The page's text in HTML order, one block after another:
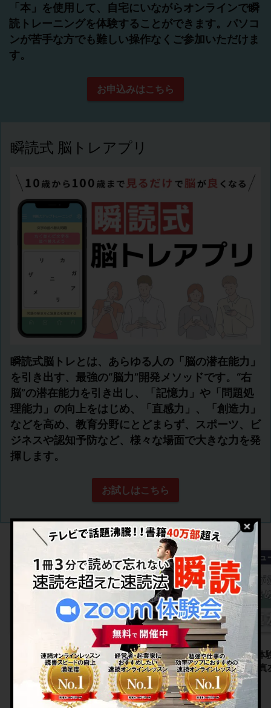
「本」を使用して、自宅にいながらオンラインで瞬
読トレーニングを体験することができます。パソコ
ンが苦手な方でも難しい操作なくご参加いただけま
す。
お申込みはこちら
瞬読式 脳トレアプリ
瞬読式脳トレとは、あらゆる人の「脳の潜在能力」
を引き出す、最強の“脳力”開発メソッドです。“右
脳”の潜在能力を引き出し、「記憶力」や「問題処
理能力」の向上をはじめ、「直感力」、「創造力」
などを高め、教育分野にとどまらず、スポーツ、ビ
ジネスや認知予防など、様々な場面で大きな力を発
揮します。
お試しはこちら
【右脳速読法「瞬読」体験談
No.120】大阪府 三上眞輝さん
（60代）会社経営者
【右脳速読法「瞬読」体
No.119】福岡県 村上真
（40代）医師